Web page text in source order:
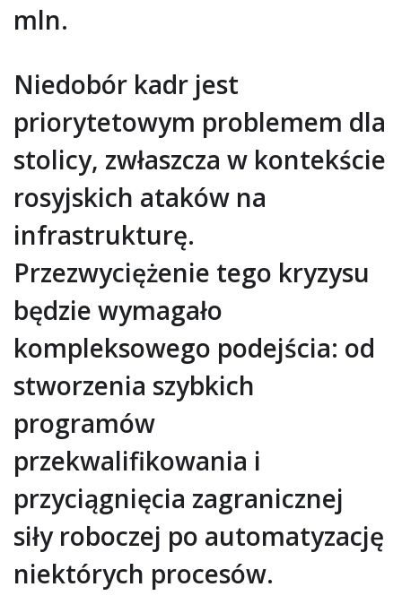
mln.
Niedobór kadr jest
priorytetowym problemem dla
stolicy, zwłaszcza w kontekście
rosyjskich ataków na
infrastrukturę.
Przezwyciężenie tego kryzysu
będzie wymagało
kompleksowego podejścia: od
stworzenia szybkich
programów
przekwalifikowania i
przyciągnięcia zagranicznej
siły roboczej po automatyzację
niektórych procesów.